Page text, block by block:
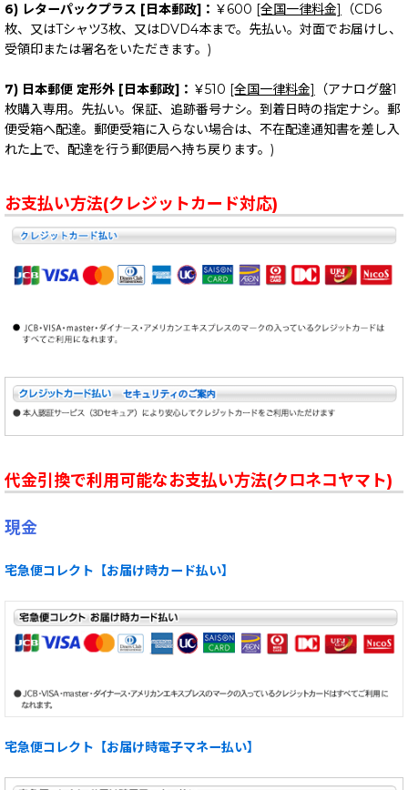
6) レターパックプラス [日本郵政]： ￥600 [全国一律料金]
（CD6
枚、又はTシャツ3枚、又はDVD4本まで。先払い。対面でお届けし、
受領印または署名をいただきます。)
7) 日本郵便 定形外 [日本郵政]： ￥510 [全国一律料金]
（アナログ盤1
枚購入専用。先払い。保証、追跡番号ナシ。到着日時の指定ナシ。郵
便受箱へ配達。郵便受箱に入らない場合は、不在配達通知書を差し入
れた上で、配達を行う郵便局へ持ち戻ります。)
お支払い方法(クレジットカード対応)
代金引換で利用可能なお支払い方法(クロネコヤマト)
現金
宅急便コレクト【お届け時カード払い】
宅急便コレクト【お届け時電子マネー払い】